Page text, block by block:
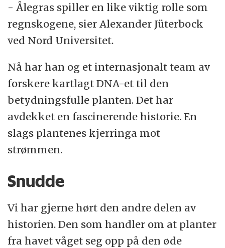
- Ålegras spiller en like viktig rolle som
regnskogene, sier Alexander Jüterbock
ved Nord Universitet.
Nå har han og et internasjonalt team av
forskere kartlagt DNA-et til den
betydningsfulle planten. Det har
avdekket en fascinerende historie. En
slags plantenes kjerringa mot
strømmen.
Snudde
Vi har gjerne hørt den andre delen av
historien. Den som handler om at planter
fra havet våget seg opp på den øde